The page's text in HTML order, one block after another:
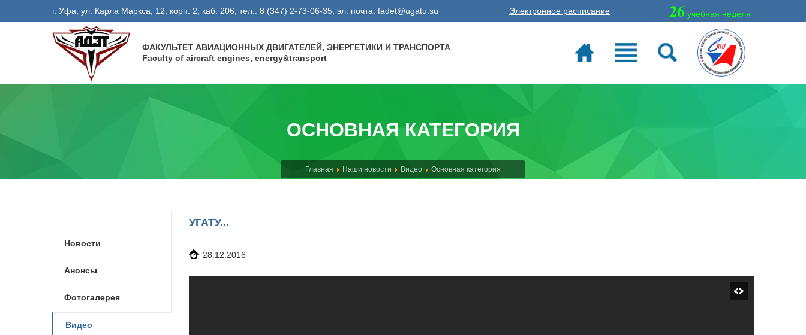
г. Уфа, ул. Карла Маркса, 12, корп. 2, каб. 206; тел.: 8 (347) 2-73-06-35, эл. почта: fadet@ugatu.su Электронное расписание 26 учебная неделя
ФАКУЛЬТЕТ АВИАЦИОННЫХ ДВИГАТЕЛЕЙ, ЭНЕРГЕТИКИ И ТРАНСПОРТА
Faculty of aircraft engines, energy&transport
ОСНОВНАЯ КАТЕГОРИЯ
Главная Наши новости Видео Основная категория
Новости
Анонсы
Фотогалерея
Видео
УГАТУ...
28.12.2016